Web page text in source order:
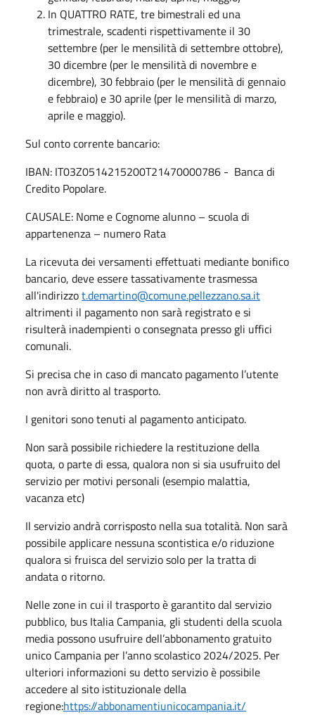
In QUATTRO RATE, tre bimestrali ed una
trimestrale, scadenti rispettivamente il 30
settembre (per le mensilità di settembre ottobre),
30 dicembre (per le mensilità di novembre e
dicembre), 30 febbraio (per le mensilità di gennaio
e febbraio) e 30 aprile (per le mensilità di marzo,
aprile e maggio).
Sul conto corrente bancario:
IBAN: IT03Z0514215200T21470000786 - Banca di
Credito Popolare.
CAUSALE: Nome e Cognome alunno – scuola di
appartenenza – numero Rata
La ricevuta dei versamenti effettuati mediante bonifico
bancario, deve essere tassativamente trasmessa
all'indirizzot.demartino@comune.pellezzano.sa.it
altrimenti il pagamento non sarà registrato e si
risulterà inadempienti o consegnata presso gli uffici
comunali.
Si precisa che in caso di mancato pagamento l’utente
non avrà diritto al trasporto.
I genitori sono tenuti al pagamento anticipato.
Non sarà possibile richiedere la restituzione della
quota, o parte di essa, qualora non si sia usufruito del
servizio per motivi personali (esempio malattia,
vacanza etc)
Il servizio andrà corrisposto nella sua totalità. Non sarà
possibile applicare nessuna scontistica e/o riduzione
qualora si fruisca del servizio solo per la tratta di
andata o ritorno.
Nelle zone in cui il trasporto è garantito dal servizio
pubblico, bus Italia Campania, gli studenti della scuola
media possono usufruire dell’abbonamento gratuito
unico Campania per l’anno scolastico 2024/2025. Per
ulteriori informazioni su detto servizio è possibile
accedere al sito istituzionale della
regione:https://abbonamentiunicocampania.it/